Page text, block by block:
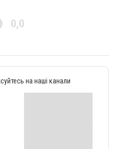
0,0
на наші канали